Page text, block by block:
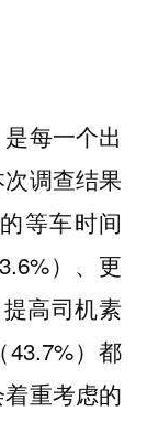
每一个出
调查结果
等车时间
）、更
高司机素
）都
重考虑的